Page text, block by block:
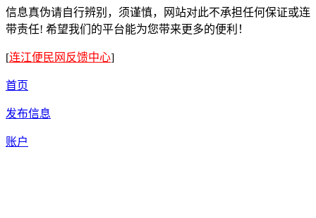
信息真伪请自行辨别，须谨慎，网站对此不承担任何保证或连
带责任! 希望我们的平台能为您带来更多的便利！
[连江便民网反馈中心]
首页
发布信息
账户